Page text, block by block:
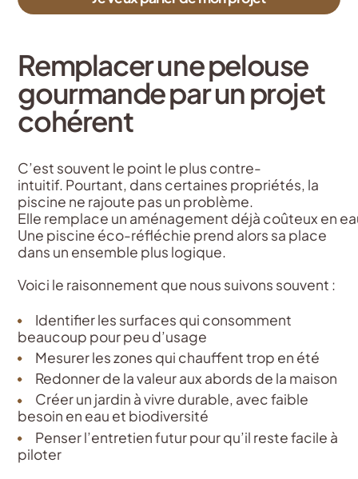
Remplacer une pelouse
gourmande par un projet
cohérent
C’est souvent le point le plus contre-
intuitif. Pourtant, dans certaines propriétés, la
piscine ne rajoute pas un problème.
Elle remplace un aménagement déjà coûteux en
Une piscine éco-réfléchie prend alors sa place
dans un ensemble plus logique.
Voici le raisonnement que nous suivons souvent :
Identifier les surfaces qui consomment
beaucoup pour peu d’usage
Mesurer les zones qui chauffent trop en été
Redonner de la valeur aux abords de la maison
Créer un jardin à vivre durable, avec faible
besoin en eau et biodiversité
Penser l’entretien futur pour qu’il reste facile à
piloter